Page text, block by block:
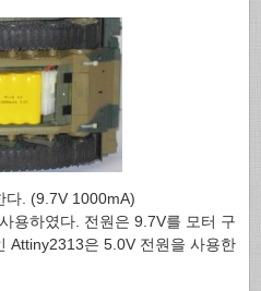
다. (9.7V 1000mA)
용하였다. 전원은 9.7V를 모터 구
Attiny2313은 5.0V 전원을 사용한